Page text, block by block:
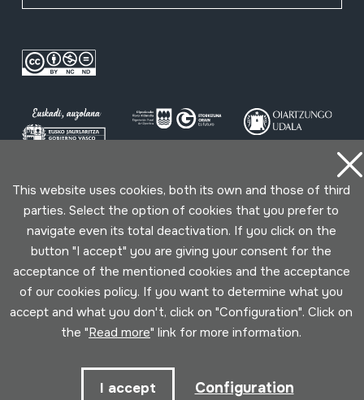
Conditions for use Privacy policy Cookies policy
This website uses cookies, both its own and those of third
parties. Select the option of cookies that you prefer to
navigate even its total deactivation. If you click on the
button "I accept" you are giving your consent for the
acceptance of the mentioned cookies and the acceptance
of our cookies policy. If you want to determine what you
accept and what you don't, click on "Configuration". Click on
the "Read more" link for more information.
I accept Configuration